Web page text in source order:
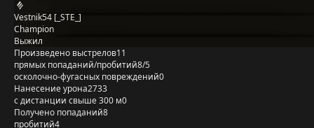
Vestnik54 [_STE_]
Champion
Выжил
Произведено выстрелов11
прямых попаданий/пробитий8/5
осколочно-фугасных повреждений0
Нанесение урона2733
с дистанции свыше 300 м0
Получено попаданий8
пробитий4